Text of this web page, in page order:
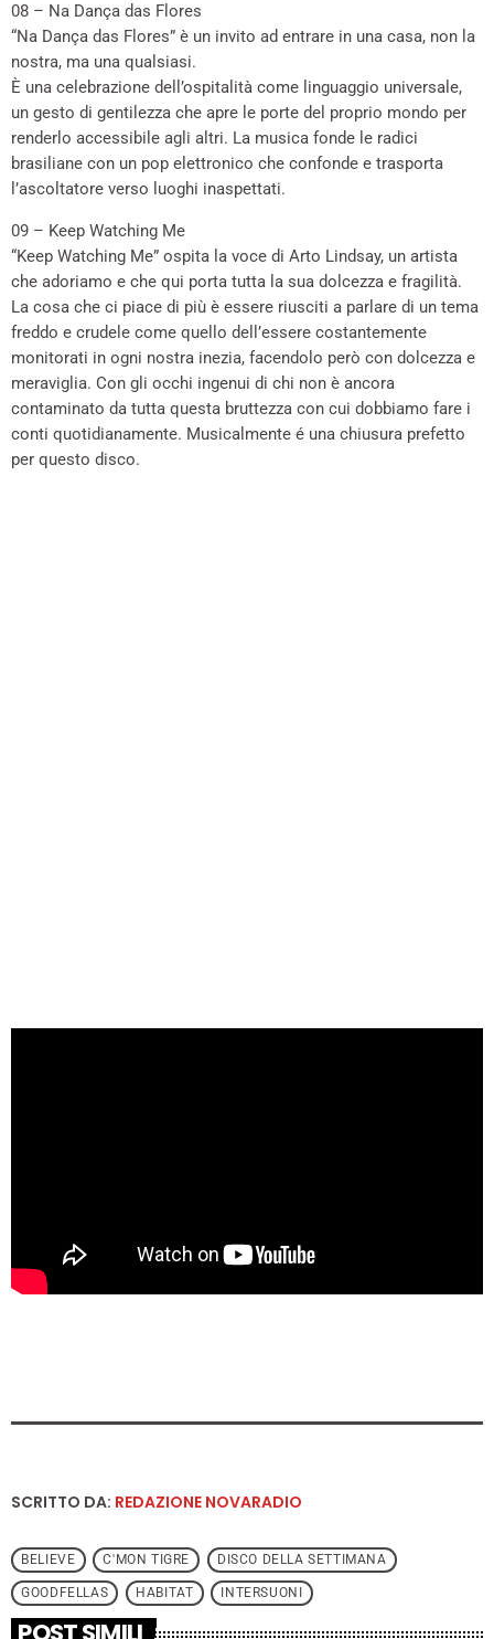
08 – Na Dança das Flores
“Na Dança das Flores” è un invito ad entrare in una casa, non la
nostra, ma una qualsiasi.
È una celebrazione dell’ospitalità come linguaggio universale,
un gesto di gentilezza che apre le porte del proprio mondo per
renderlo accessibile agli altri. La musica fonde le radici
brasiliane con un pop elettronico che confonde e trasporta
l’ascoltatore verso luoghi inaspettati.
09 – Keep Watching Me
“Keep Watching Me” ospita la voce di Arto Lindsay, un artista
che adoriamo e che qui porta tutta la sua dolcezza e fragilità.
La cosa che ci piace di più è essere riusciti a parlare di un tema
freddo e crudele come quello dell’essere costantemente
monitorati in ogni nostra inezia, facendolo però con dolcezza e
meraviglia. Con gli occhi ingenui di chi non è ancora
contaminato da tutta questa bruttezza con cui dobbiamo fare i
conti quotidianamente. Musicalmente é una chiusura prefetto
per questo disco.
SCRITTO DA: REDAZIONE NOVARADIO
BELIEVE C'MON TIGRE DISCO DELLA SETTIMANA
GOODFELLAS HABITAT INTERSUONI
POST SIMILI